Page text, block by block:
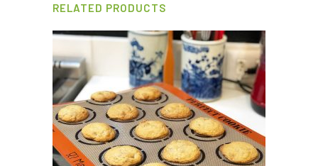
RELATED PRODUCTS